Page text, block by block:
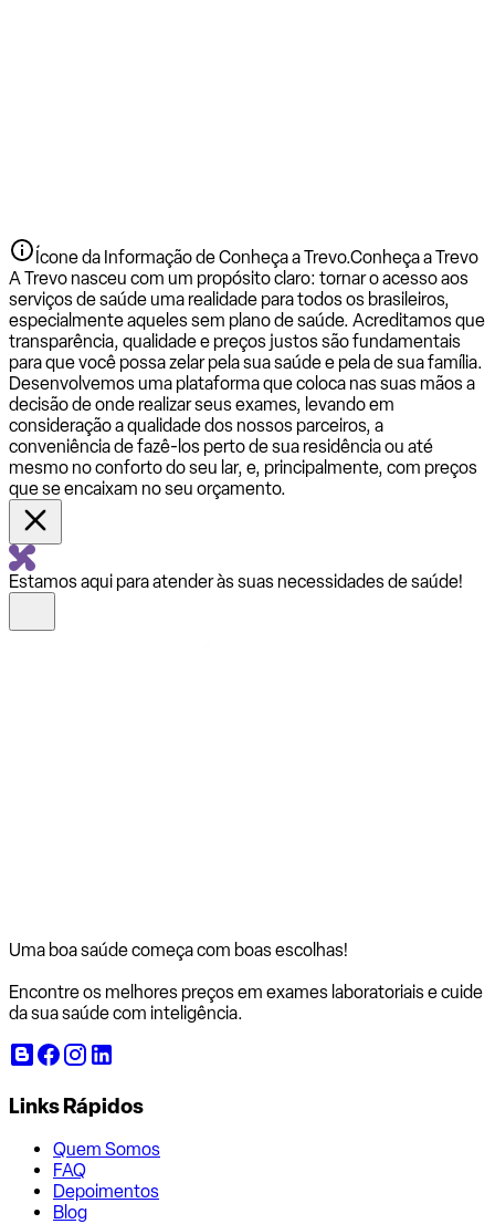
Ícone da Informação de Conheça a Trevo.Conheça a Trevo
A Trevo nasceu com um propósito claro: tornar o acesso aos
serviços de saúde uma realidade para todos os brasileiros,
especialmente aqueles sem plano de saúde. Acreditamos que
transparência, qualidade e preços justos são fundamentais
para que você possa zelar pela sua saúde e pela de sua família.
Desenvolvemos uma plataforma que coloca nas suas mãos a
decisão de onde realizar seus exames, levando em
consideração a qualidade dos nossos parceiros, a
conveniência de fazê-los perto de sua residência ou até
mesmo no conforto do seu lar, e, principalmente, com preços
que se encaixam no seu orçamento.
Estamos aqui para atender às suas necessidades de saúde!
Uma boa saúde começa com boas escolhas!
Encontre os melhores preços em exames laboratoriais e cuide
da sua saúde com inteligência.
Links Rápidos
Quem Somos
FAQ
Depoimentos
Blog